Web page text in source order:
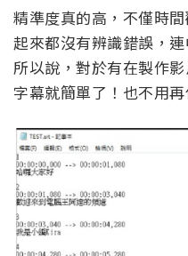
精準度真的高，不僅時
起來都沒有辨識錯誤，
所以說，對於有在製作
字幕就簡單了！也不用